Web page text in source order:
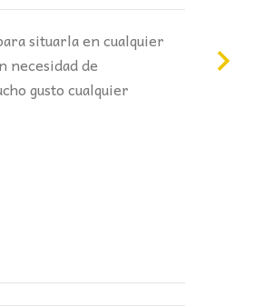
situarla en cualquier
necesidad de
gusto cualquier